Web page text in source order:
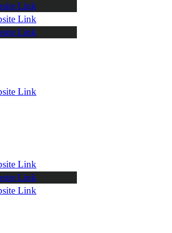
Link
Link
Link
Link
Link
Link
Link